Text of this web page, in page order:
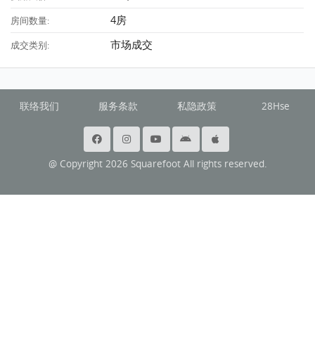
房间数量: 4房
成交类别: 市场成交
联络我们 服务条款 私隐政策 28Hse
@ Copyright 2026 Squarefoot All rights reserved.